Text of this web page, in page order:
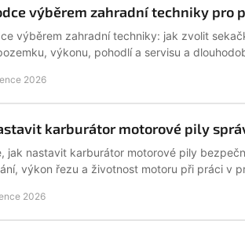
výběrem zahradní techniky pro
výběrem zahradní techniky: jak zvolit
výkonu, pohodlí a servisu a
2026
karburátor motorové pily
jak nastavit karburátor motorové pily
výkon řezu a životnost motoru při práci v
2026